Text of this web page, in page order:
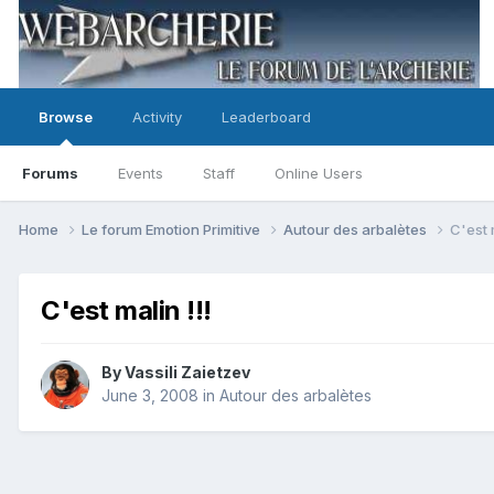
Browse
Forums Events Staff Online Users
Activity Leaderboard
Home Le forum Emotion Primitive Autour des arbalètes C'est
C'est malin !!!
ByVassili Zaietzev
June 3, 2008 in Autour des arbalètes